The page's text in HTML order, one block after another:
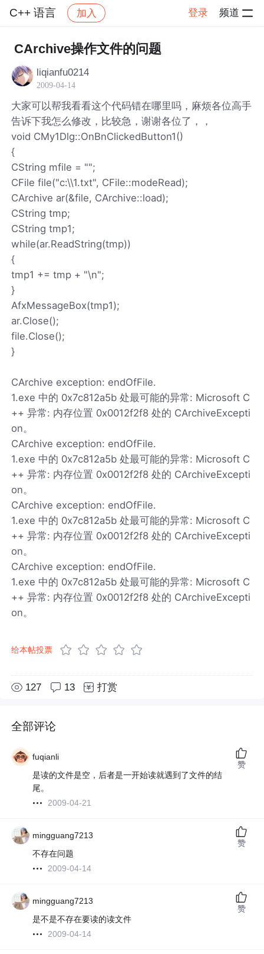
C++ 语言 加入 登录 频道
社区 C++ 语言 帖子详情
CArchive操作文件的问题
liqianfu0214
2009-04-14
大家可以帮我看看这个代码错在哪里吗，麻烦各位高手
告诉下我怎么修改，比较急，谢谢各位了，，
void CMy1Dlg::OnBnClickedButton1()
{
CString mfile = "";
CFile file("c:\\1.txt", CFile::modeRead);
CArchive ar(&file, CArchive::load);
CString tmp;
CString tmp1;
while(ar.ReadString(tmp))
{
tmp1 += tmp + "\n";
}
AfxMessageBox(tmp1);
ar.Close();
file.Close();
}
CArchive exception: endOfFile.
1.exe 中的 0x7c812a5b 处最可能的异常: Microsoft C
++ 异常: 内存位置 0x0012f2f8 处的 CArchiveExcepti
on。
CArchive exception: endOfFile.
1.exe 中的 0x7c812a5b 处最可能的异常: Microsoft C
++ 异常: 内存位置 0x0012f2f8 处的 CArchiveExcepti
on。
CArchive exception: endOfFile.
1.exe 中的 0x7c812a5b 处最可能的异常: Microsoft C
++ 异常: 内存位置 0x0012f2f8 处的 CArchiveExcepti
on。
CArchive exception: endOfFile.
1.exe 中的 0x7c812a5b 处最可能的异常: Microsoft C
++ 异常: 内存位置 0x0012f2f8 处的 CArchiveExcepti
on。
给本帖投票
127 13 打赏
全部评论
fuqianli
是读的文件是空，后者是一开始读就遇到了文件的结
尾。
2009-04-21
赞
mingguang7213
不存在问题
2009-04-14
赞
mingguang7213
是不是不存在要读的读文件
2009-04-14
赞